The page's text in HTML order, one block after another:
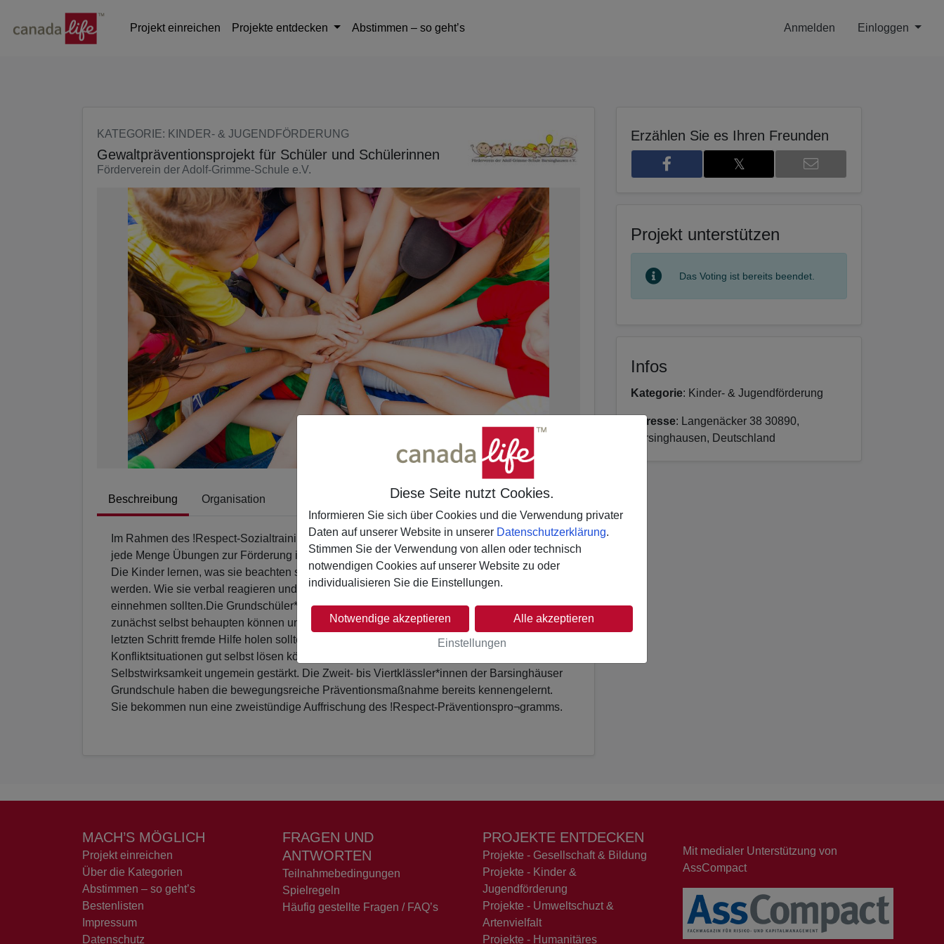
Seite
Diese Seite nutzt Cookies.
Informieren Sie sich über Cookies und die Verwendung privater
Daten auf unserer Website in unserer Datenschutzerklärung.
Stimmen Sie der Verwendung von allen oder technisch
notwendigen Cookies auf unserer Website zu oder
individualisieren Sie die Einstellungen.
Notwendige akzeptieren Alle akzeptieren
Einstellungen
Klicken Sie, um die Navigation zu überspringen und zum Hauptteil zu gelangen
Projekt einreichen
Projekte entdecken Abstimmen – so geht’s Anmelden Einloggen
KATEGORIE: KINDER- & JUGENDFÖRDERUNG
Gewaltpräventionsprojekt für Schüler und Schülerinnen
Förderverein der Adolf-Grimme-Schule e.V.
Beschreibung Organisation
Im Rahmen des !Respect-Sozialtrainings werden die Erstklässler*innen geschult durch
jede Menge Übungen zur Förderung ihrer Kooperations- und Kommunikationsfähigkeiten.
Die Kinder lernen, was sie beachten sollten, damit sie in einem Konflikt ernstgenommen
werden. Wie sie verbal reagieren und welche Körperhaltung sie dabei am besten
einnehmen sollten.Die Grundschüler*innen lernen, dass sie sich in den meisten Streitfällen
zunächst selbst behaupten können und dass sie sich erst bei weiterer Eskalation in einem
letzten Schritt fremde Hilfe holen sollten. Indem die Kinder erfahren, wie sie
Konfliktsituationen gut selbst lösen können, werden ihr Selbstbewusstsein und ihre
Selbstwirksamkeit ungemein gestärkt. Die Zweit- bis Viertklässler*innen der Barsinghäuser
Grundschule haben die bewegungsreiche Präventionsmaßnahme bereits kennengelernt.
Sie bekommen nun eine zweistündige Auffrischung des !Respect-Präventionspro¬gramms.
Erzählen Sie es Ihren Freunden
𝕏
Projekt unterstützen
Das Voting ist bereits beendet.
Infos
Kategorie: Kinder- & Jugendförderung
Adresse: Langenäcker 38 30890,
Barsinghausen, Deutschland
MACH’S MÖGLICH
Projekt einreichen
Über die Kategorien
Abstimmen – so geht’s
Bestenlisten
Impressum
Datenschutz
FRAGEN UND
ANTWORTEN
Teilnahmebedingungen
Spielregeln
Häufig gestellte Fragen / FAQ’s
PROJEKTE ENTDECKEN
Projekte - Gesellschaft & Bildung
Projekte - Kinder &
Jugendförderung
Projekte - Umweltschuzt &
Artenvielfalt
Projekte - Humanitäres
Mit medialer Unterstützung von
AssCompact